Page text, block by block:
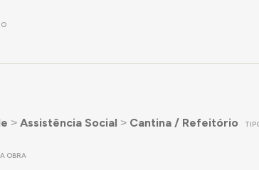
˃ Assistência Social ˃ Cantina / Refeitório
OBRA